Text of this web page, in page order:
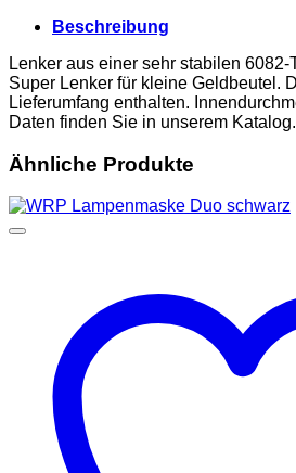
Beschreibung
Lenker aus einer sehr stabilen
Super Lenker für kleine Geldbeutel.
Lieferumfang enthalten.
Daten finden Sie in unserem Katalog.
Ähnliche Produkte